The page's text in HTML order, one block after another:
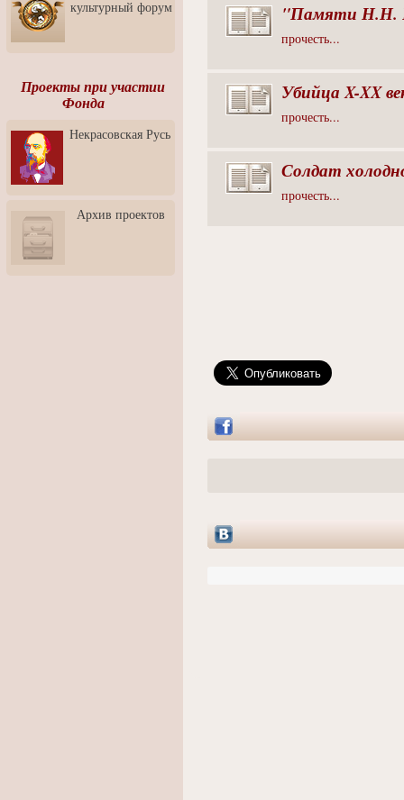
Церетели
Фестиваль уличной
Отчётный концерт детского
театра танца "Задоринка"
Профессионалов - Эпизод
3: Обусловленности
человека и их влияние на
карьеру
скульптором Дмитрием
Тугариновым
АртБульвар в День города
культурный форум
Проекты при участии
Фонда
Некрасовская Русь
Архив проектов
"Памяти Н.Н.
прочесть...
Убийца X-XX
прочесть...
Солдат
прочесть...